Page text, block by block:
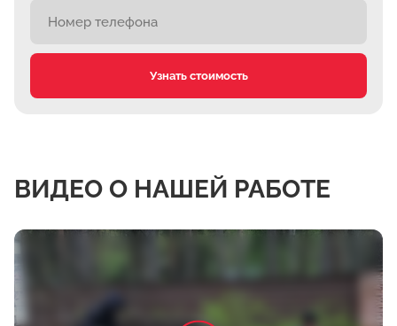
Узнать стоимость
ВИДЕО О НАШЕЙ РАБОТЕ